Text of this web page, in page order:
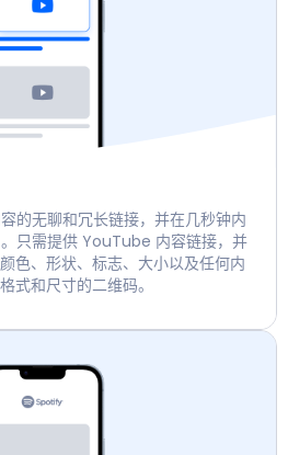
的无聊和冗长链接，并在几秒钟内
只需提供 YouTube 内容链接，并
色、形状、标志、大小以及任何内
式和尺寸的二维码。